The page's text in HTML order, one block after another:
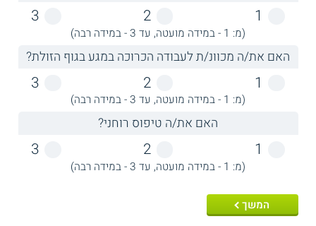
לימודי עיסוי שוודי לימודי קואוצ'ינג
לימודי דולה - תומכת
הריון ולידה
לימודי טיפול באבנים
חמות
לימודי עיסוי נרות לימודי פנג שוואי
לימודי טווינא -
1
2
3
(מ: 1 - במידה מועטה, עד 3 - במידה רבה)
האם את/ה מכוונ/ת לעבודה הכרוכה במגע בגוף הזולת?
1
2
3
(מ: 1 - במידה מועטה, עד 3 - במידה רבה)
האם את/ה טיפוס רוחני?
1
2
3
(מ: 1 - במידה מועטה, עד 3 - במידה רבה)
המשך